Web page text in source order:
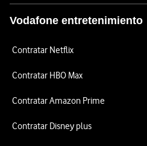
Vodafone entretenimiento
Contratar Netflix
Contratar HBO Max
Contratar Amazon Prime
Contratar Disney plus